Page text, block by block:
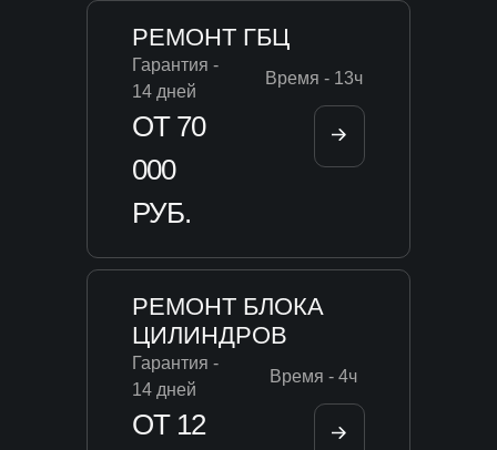
РЕМОНТ ГБЦ
Гарантия -
14 дней
Время - 13ч
ОТ 70
000
РУБ.
РЕМОНТ БЛОКА
ЦИЛИНДРОВ
Гарантия -
14 дней
Время - 4ч
ОТ 12